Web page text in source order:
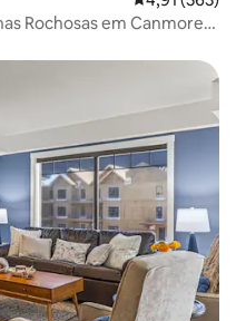
Rochosas em Canmore